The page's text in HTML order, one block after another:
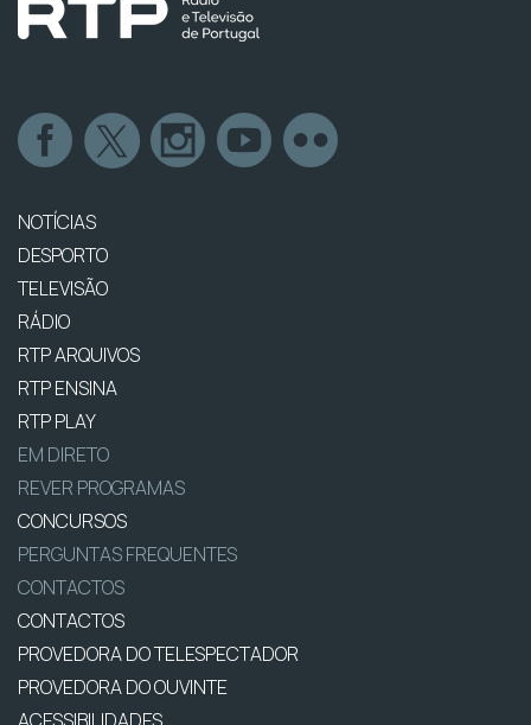
NOTÍCIAS
DESPORTO
TELEVISÃO
RÁDIO
RTP ARQUIVOS
RTP ENSINA
RTP PLAY
EM DIRETO
REVER PROGRAMAS
CONCURSOS
PERGUNTAS FREQUENTES
CONTACTOS
CONTACTOS
PROVEDORA DO TELESPECTADOR
PROVEDORA DO OUVINTE